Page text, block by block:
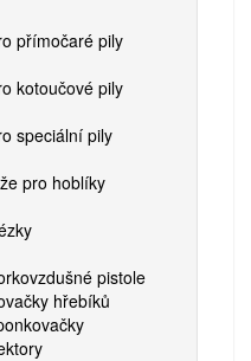
přímočaré pily
kotoučové pily
speciální pily
pro hoblíky
pistole
hřebíků